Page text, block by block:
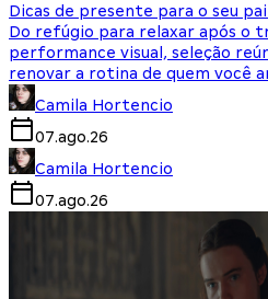
Dicas de presente para o seu
Do refúgio para relaxar após o
performance visual, seleção
renovar a rotina de quem você
Camila Hortencio
07.ago.26
Camila Hortencio
07.ago.26